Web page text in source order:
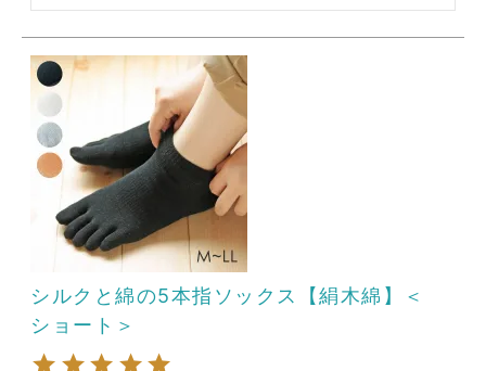
シルクと綿の5本指ソックス【絹木綿】＜
ショート＞